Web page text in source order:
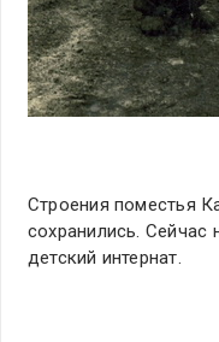
Строения поместья
сохранились. Сейчас
детский интернат.